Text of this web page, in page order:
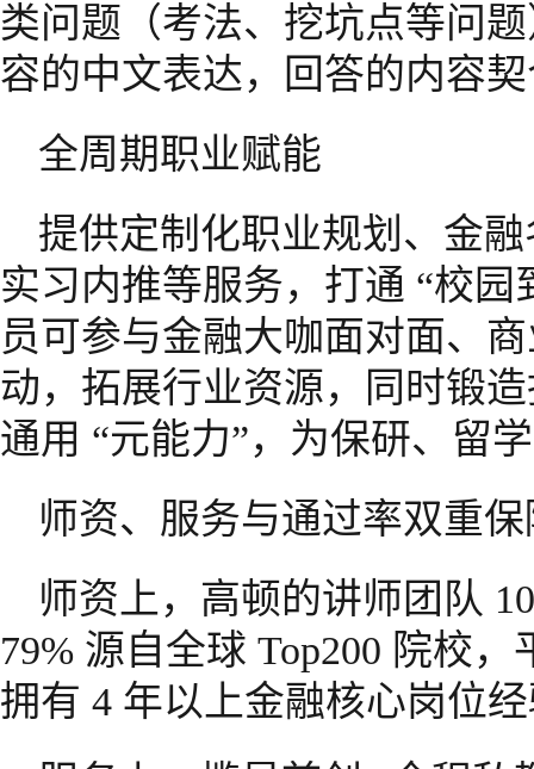
类问题（考法、挖坑点等问
容的中文表达，回答的内容
全周期职业赋能
提供定制化职业规划、金
实习内推等服务，打通 “校
员可参与金融大咖面对面、
动，拓展行业资源，同时锻
通用 “元能力”，为保研、留
师资、服务与通过率双重保
师资上，高顿的讲师团队
79% 源自全球 Top200 院校
拥有 4 年以上金融核心岗位